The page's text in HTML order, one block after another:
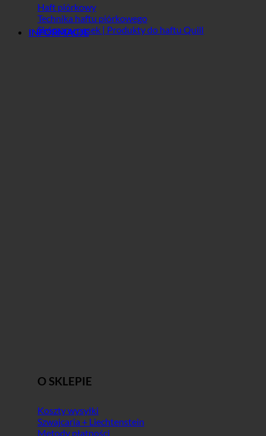
Haft piórkowy
Technika haftu piórkowego
Skórzany pasek | Produkty do haftu Quill
INFORMACJE
O SKLEPIE
Koszty wysyłki
Szwajcaria + Liechtenstein
Metody płatności